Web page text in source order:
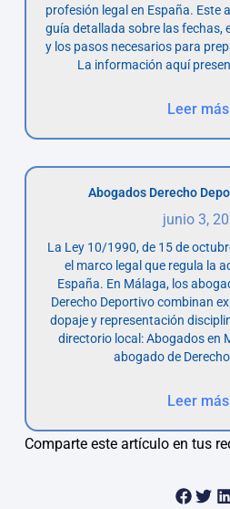
profesión legal en España. Este
guía detallada sobre las fechas,
y los pasos necesarios para
La información aquí
Leer
Abogados Derecho
junio 3,
La Ley 10/1990, de 15 de
el marco legal que regula la
España. En Málaga, los
Derecho Deportivo combinan
dopaje y representación
directorio local: Abogados en
abogado de
Leer
Comparte este artículo en tus